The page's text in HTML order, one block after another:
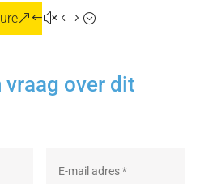
vraag over dit